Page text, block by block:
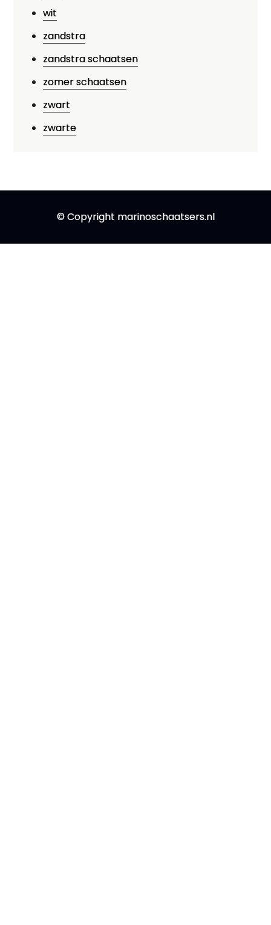
wit
zandstra
zandstra schaatsen
zomer schaatsen
zwart
zwarte
© Copyright marinoschaatsers.nl